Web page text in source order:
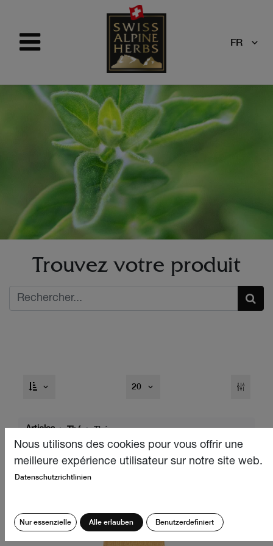
FR
Trouvez votre produit
20
Articles Thé Thé en vrac
Nous utilisons des cookies pour vous offrir une
meilleure expérience utilisateur sur notre site web.
Datenschutzrichtlinien
Nur essenzielle Alle erlauben Benutzerdefiniert